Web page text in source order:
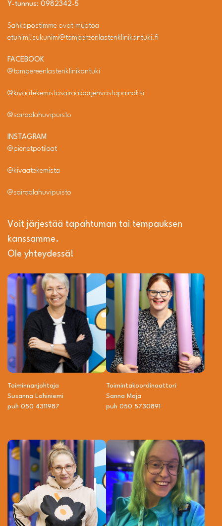
Y-tunnus: 0982342-5
Sähköpostimme ovat muotoa
etunimi.sukunimi@tampereenlastenklinikantuki.fi
FACEBOOK
@tampereenlastenklinikantuki
@kivaatekemistasairaalaarjenvastapainoksi
@sairaalahuvipuisto
INSTAGRAM
@pienetpotilaat
@kivaatekemista
@sairaalahuvipuisto
Voit järjestää tapahtuman tai tempauksen
kanssamme.
Ole yhteydessä!
Toiminnanjohtaja
Susanna Lohiniemi
puh 050 4311987
Toiminta­­koordinaattori
Sanna Maja
puh 050 5730891